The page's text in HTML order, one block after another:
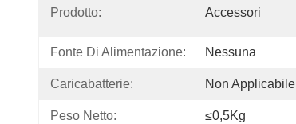
Prodotto: Accessori
Fonte Di Alimentazione: Nessuna
Caricabatterie: Non Applicabile
Peso Netto: ≤0,5Kg